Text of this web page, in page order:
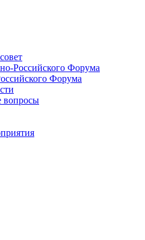
Российского Форума
Форума
вопросы